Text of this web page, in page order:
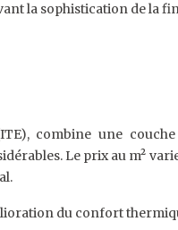
la sophistication de la
combine une
Le prix au m²
du confort